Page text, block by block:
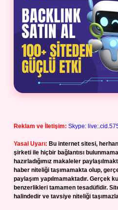
Reklam ve İletişim: Skype:
Yasal Uyarı: Bu internet sitesi,
şirketi ile hiçbir bağlantısı
hazırladığımız makaleler
haber niteliği taşımamakta olup,
paylaşım yapılmamaktadır. Gerçek
benzerlikleri tamamen tesadüfidir.
halindedir ve tavsiye niteliği